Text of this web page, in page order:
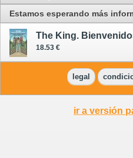
Estamos esperando más
18.53 €
legal
ir a versión